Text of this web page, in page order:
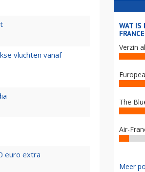
vluchten vanaf
euro extra
WAT IS
Verzin
The
Air-
Meer